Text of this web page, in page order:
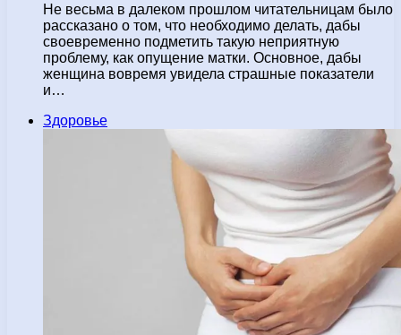
Не весьма в далеком прошлом читательницам было
рассказано о том, что необходимо делать, дабы
своевременно подметить такую неприятную
проблему, как опущение матки. Основное, дабы
женщина вовремя увидела страшные показатели
и…
Здоровье